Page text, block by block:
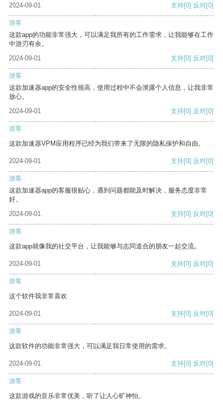
2024-09-01 支持[0] 反对[0]
游客
这款app的功能非常强大，可以满足我所有的工作需求，让我能够在工作
中游刃有余。
2024-09-01
支持[0] 反对[0]
游客
这款加速器app的安全性很高，使用过程中不会泄露个人信息，让我非常
放心。
2024-09-01
支持[0] 反对[0]
游客
这款加速器VPM应用程序已经为我们带来了无限的隐私保护和自由。
2024-09-01 支持[0] 反对[0]
游客
这款加速器app的客服很贴心，遇到问题都能及时解决，服务态度非常
好。
2024-09-01
支持[0] 反对[0]
游客
这款app就像我的社交平台，让我能够与志同道合的朋友一起交流。
2024-09-01 支持[0] 反对[0]
游客
这个软件我非常喜欢
2024-09-01 支持[0] 反对[0]
游客
这款软件的功能非常强大，可以满足我日常使用的需求。
2024-09-01 支持[0] 反对[0]
游客
这款游戏的音乐非常优美，听了让人心旷神怡。